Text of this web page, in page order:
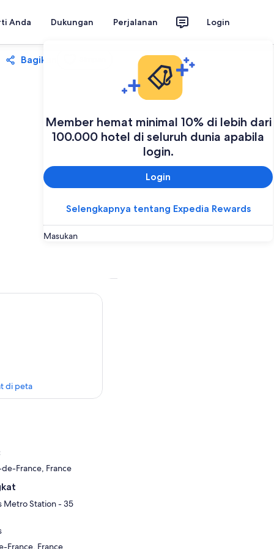
Anda Dukungan Perjalanan Login
Member hemat minimal 10% di lebih dari
100.000 hotel di seluruh dunia apabila
login.
Login
Selengkapnya tentang Expedia Rewards
Masukan
Bagikan
di peta
France, France
Metro Station - 35